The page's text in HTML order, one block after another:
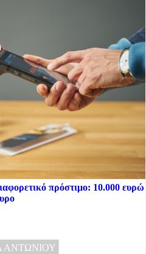
πρόστιμο: 10.000 ευρώ
ΑΝΤΩΝΙΟΥ